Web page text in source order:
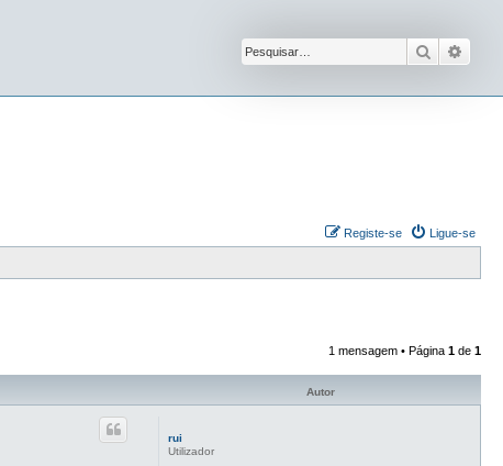
Pesquisar
Ligue-se
Registe-se
1 mensagem • Página 1 de 1
Autor
rui
Utilizador